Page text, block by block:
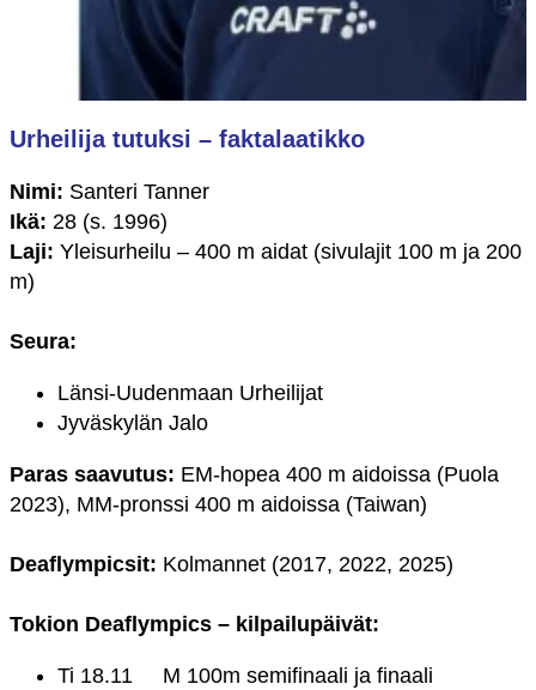
Urheilija tutuksi – faktalaatikko
Nimi: Santeri Tanner
Ikä: 28 (s. 1996)
Laji: Yleisurheilu – 400 m aidat (sivulajit 100 m ja 200
m)
Seura:
Länsi-Uudenmaan Urheilijat
Jyväskylän Jalo
Paras saavutus: EM-hopea 400 m aidoissa (Puola
2023), MM-pronssi 400 m aidoissa (Taiwan)
Deaflympicsit: Kolmannet (2017, 2022, 2025)
Tokion Deaflympics – kilpailupäivät:
Ti 18.11 M 100m semifinaali ja finaali